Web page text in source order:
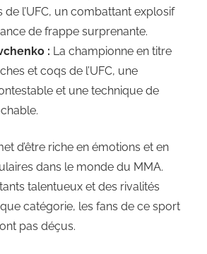
l’UFC, un combattant explosif
de frappe surprenante.
: La championne en titre
et coqs de l’UFC, une
et une technique de
d’être riche en émotions et en
dans le monde du MMA.
talentueux et des rivalités
catégorie, les fans de ce sport
pas déçus.